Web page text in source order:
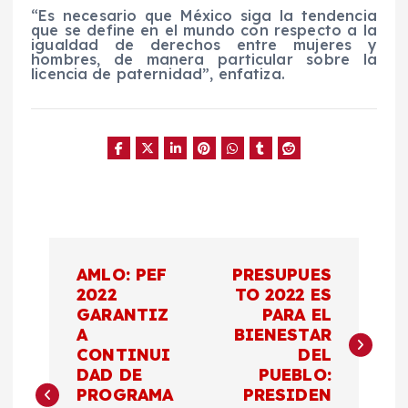
“Es necesario que México siga la tendencia
que se define en el mundo con respecto a la
igualdad de derechos entre mujeres y
hombres, de manera particular sobre la
licencia de paternidad”, enfatiza.
e
AMLO: PEF
2022
GARANTIZ
A
CONTINUI
DAD DE
PROGRAMA
PRESUPUES
TO 2022 ES
PARA EL
BIENESTAR
DEL
PUEBLO:
PRESIDEN